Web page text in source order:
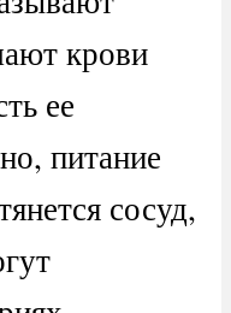
крови
ее
питание
сосуд,